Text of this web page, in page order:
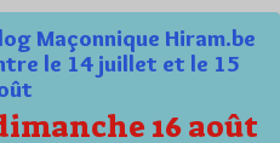
Maçonnique Hiram.be
le 14 juillet et le 15
16 août